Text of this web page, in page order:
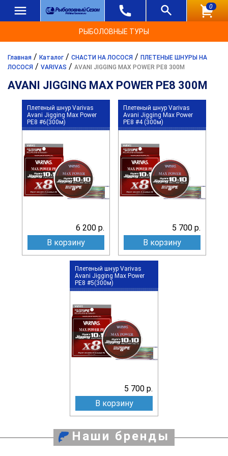
0
РЫБОЛОВНЫЕ ТУРЫ
Главная / Каталог / СНАСТИ НА ЛОСОСЯ / ПЛЕТЕНЫЕ ШНУРЫ НА
ЛОСОСЯ / VARIVAS / AVANI JIGGING MAX POWER PE8 300M
AVANI JIGGING MAX POWER PE8 300M
Плетеный шнур Varivas
Avani Jigging Max Power
PE8 #6(300м)
6 200 р.
В корзину
Плетеный шнур Varivas
Avani Jigging Max Power
PE8 #4 (300м)
5 700 р.
В корзину
Плетеный шнур Varivas
Avani Jigging Max Power
PE8 #5(300м)
5 700 р.
В корзину
Наши бренды